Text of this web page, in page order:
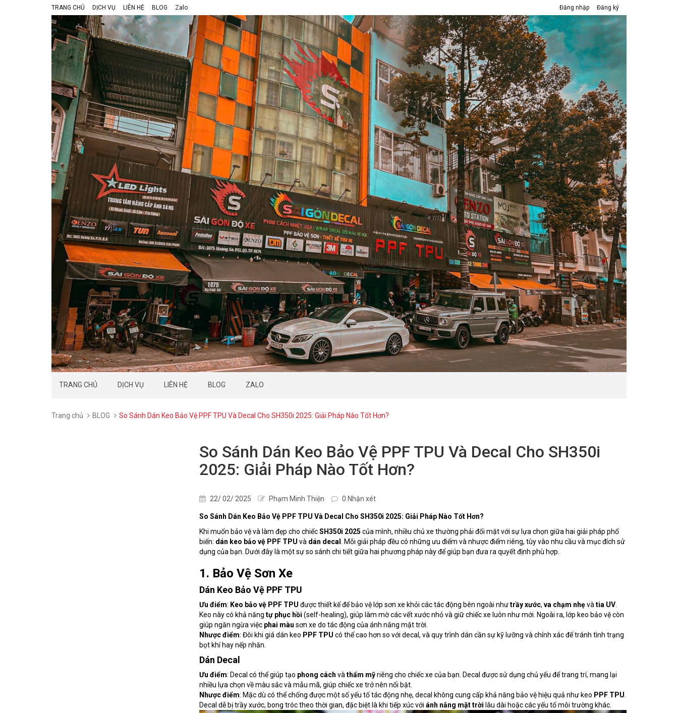
TRANG CHỦ DỊCH VỤ LIÊN HỆ BLOG Zalo Đăng nhập Đăng ký
TRANG CHỦ DỊCH VỤ LIÊN HỆ BLOG ZALO
Trang chủ BLOG So Sánh Dán Keo Bảo Vệ PPF TPU Và Decal Cho SH350i 2025: Giải Pháp Nào Tốt Hơn?
So Sánh Dán Keo Bảo Vệ PPF TPU Và Decal Cho SH350i
2025: Giải Pháp Nào Tốt Hơn?
22/ 02/ 2025 Phạm Minh Thiện 0 Nhận xét
So Sánh Dán Keo Bảo Vệ PPF TPU Và Decal Cho SH350i 2025: Giải Pháp Nào Tốt Hơn?
Khi muốn bảo vệ và làm đẹp cho chiếcSH350i 2025 của mình, nhiều chủ xe thường phải đối mặt với sự lựa chọn giữa hai giải pháp phổ
biến: dán keo bảo vệ PPF TPU và dán decal
. Mỗi giải pháp đều có những ưu điểm và nhược điểm riêng, tùy vào nhu cầu và mục đích sử
dụng của bạn. Dưới đây là một sự so sánh chi tiết giữa hai phương pháp này để giúp bạn đưa ra quyết định phù hợp.
1. Bảo Vệ Sơn Xe
Dán Keo Bảo Vệ PPF TPU
Ưu điểm: Keo bảo vệ PPF TPU được thiết kế để bảo vệ lớp sơn xe khỏi các tác động bên ngoài nhưtrầy xước, va chạm nhẹvà tia UV.
Keo này có khả năng tự phục hồi (self-healing), giúp làm mờ các vết xước nhỏ và giữ chiếc xe luôn như mới. Ngoài ra, lớp keo bảo vệ còn
giúp ngăn ngừa việc phai màu sơn xe do tác động của ánh nắng mặt trời.
Nhược điểm: Đôi khi giá dán keo PPF TPU có thể cao hơn so với decal, và quy trình dán cần sự kỹ lưỡng và chính xác để tránh tình trạng
bọt khí hay nếp nhăn.
Dán Decal
Ưu điểm: Decal có thể giúp tạo phong cách và thẩm mỹriêng cho chiếc xe của bạn. Decal được sử dụng chủ yếu để trang trí, mang lại
nhiều lựa chọn về màu sắc và mẫu mã, giúp chiếc xe trở nên nổi bật.
Nhược điểm: Mặc dù có thể chống được một số yếu tố tác động nhẹ, decal không cung cấp khả năng bảo vệ hiệu quả như keo PPF TPU
Decal dễ bị trầy xước, bong tróc theo thời gian, đặc biệt là khi tiếp xúc với ánh nắng mặt trời lâu dài hoặc các yếu tố môi trường khác.